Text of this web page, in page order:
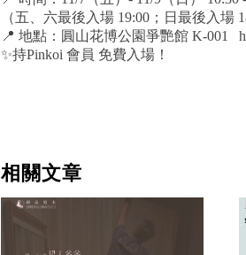
（五、六最後入場 19:00；日最後入場
📍 地點：圓山花博公園爭艷館 K-001
✨持Pinkoi 會員 免費入場！
相關文章